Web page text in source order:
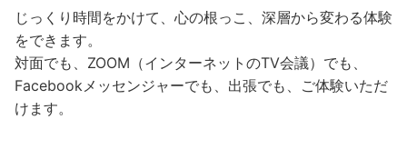
じっくり時間をかけて、心の根っこ、深層から変わる体験
をできます。
対面でも、ZOOM（インターネットのTV会議）でも、
Facebookメッセンジャーでも、出張でも、ご体験いただ
けます。